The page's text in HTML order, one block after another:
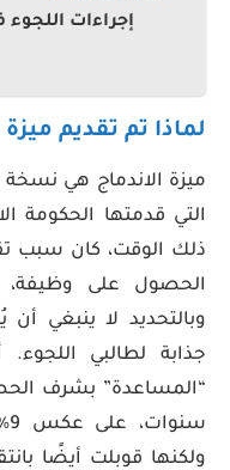
إجراءات اللجوء
لماذا تم تقديم
ميزة الاندماج هي
ذلك الوقت، كان سبب
الحصول على
وبالتحديد لا ينبغي أن
جذابة لطالبي
ولكنها قوبلت أيضًا